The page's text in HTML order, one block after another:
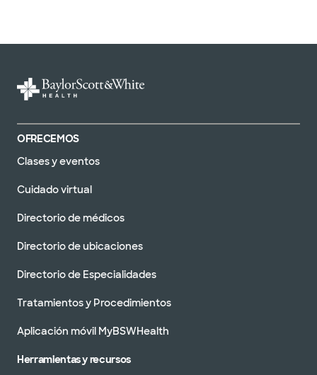
OFRECEMOS
Clases y eventos
Cuidado virtual
Directorio de médicos
Directorio de ubicaciones
Directorio de Especialidades
Tratamientos y Procedimientos
Aplicación móvil MyBSWHealth
Herramientas y recursos